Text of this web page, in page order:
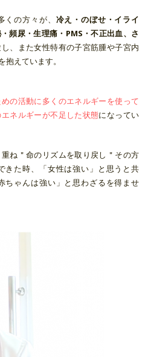
の方々が、 冷え・のぼせ・イライ
頻尿・生理痛・PMS・不正出血、さ
、また女性特有の子宮筋腫や子宮内
えています。
の活動に多くのエネルギーを使って
ネルギーが不足した状態になってい
ね＂命のリズムを取り戻し＂その方
きた時、「女性は強い」と思うと共
ちゃんは強い」と思わざるを得ませ